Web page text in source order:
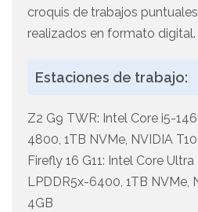
croquis de trabajos
realizados en formato digital.
Estaciones de trabajo:
Z2 G9 TWR: Intel Core i5-
4800, 1TB NVMe, NVIDIA
Firefly 16 G11: Intel Core Ultra
LPDDR5x-6400, 1TB NVMe,
4GB